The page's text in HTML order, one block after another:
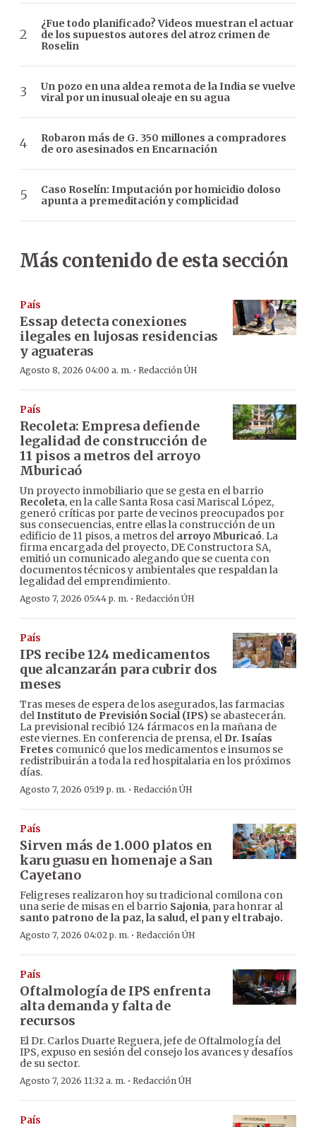
¿Fue todo planificado? Videos muestran el actuar
de los supuestos autores del atroz crimen de
Roselin
Un pozo en una aldea remota de la India se vuelve
viral por un inusual oleaje en su agua
Robaron más de G. 350 millones a compradores
de oro asesinados en Encarnación
Caso Roselín: Imputación por homicidio doloso
apunta a premeditación y complicidad
Más contenido de esta sección
País
Essap detecta conexiones
ilegales en lujosas residencias
y aguateras
Agosto 8, 2026 04:00 a. m. · Redacción ÚH
País
Recoleta: Empresa defiende
legalidad de construcción de
11 pisos a metros del arroyo
Mburicaó
Un proyecto inmobiliario que se gesta en el barrio
Recoleta, en la calle Santa Rosa casi Mariscal López,
generó críticas por parte de vecinos preocupados por
sus consecuencias, entre ellas la construcción de un
edificio de 11 pisos, a metros del arroyo Mburicaó. La
firma encargada del proyecto, DE Constructora SA,
emitió un comunicado alegando que se cuenta con
documentos técnicos y ambientales que respaldan la
legalidad del emprendimiento.
Agosto 7, 2026 05:44 p. m. · Redacción ÚH
País
IPS recibe 124 medicamentos
que alcanzarán para cubrir dos
meses
Tras meses de espera de los asegurados, las farmacias
delInstituto de Previsión Social (IPS) se abastecerán.
La previsional recibió 124 fármacos en la mañana de
este viernes. En conferencia de prensa, el Dr. Isaías
Fretes comunicó que los medicamentos e insumos se
redistribuirán a toda la red hospitalaria en los próximos
días.
Agosto 7, 2026 05:19 p. m. · Redacción ÚH
País
Sirven más de 1.000 platos en
karu guasu en homenaje a San
Cayetano
Feligreses realizaron hoy su tradicional comilona con
una serie de misas en el barrio Sajonia, para honrar al
santo patrono de la paz, la salud, el pan y el trabajo.
Agosto 7, 2026 04:02 p. m. · Redacción ÚH
País
Oftalmología de IPS enfrenta
alta demanda y falta de
recursos
El Dr. Carlos Duarte Reguera, jefe de Oftalmología del
IPS, expuso en sesión del consejo los avances y desafíos
de su sector.
Agosto 7, 2026 11:32 a. m. · Redacción ÚH
País